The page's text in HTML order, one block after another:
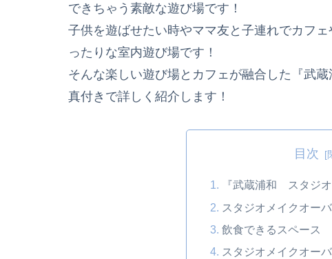
できちゃう素敵な遊び場です！
子供を遊ばせたい時やママ友と子連れでカフ
ったりな室内遊び場です！
そんな楽しい遊び場とカフェが融合した『武
真付きで詳しく紹介します！
目次
『武蔵浦和 スタジ
スタジオメイクオーバ
飲食できるスペース
スタジオメイクオー